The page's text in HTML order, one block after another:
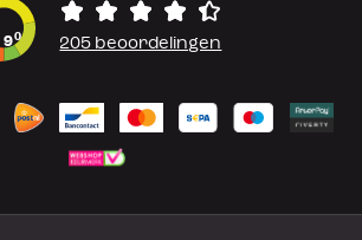
90 205 beoordelingen